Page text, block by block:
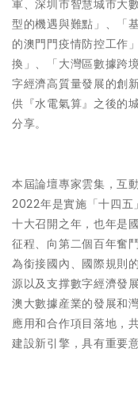
軍、深圳市智慧城市大
型的機遇與難點」、「
的澳門門疫情防控工作
換」、「大灣區數據跨
字經濟高質量發展的創
供『水電氣算』之後的
分享。
本屆論壇專家雲集，互
2022年是實施「十四五
十大召開之年，也年是
征程、向第二個百年奮
為銜接國內、國際規則
源以及支撑數字經濟發
澳大數據産業的發展和
應用和合作項目落地，
建設新引擎，具有重要意